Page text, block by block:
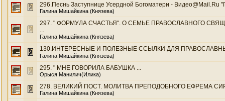
296.Песнь Заступнице Усердной Богоматери - Видео@Mail.Ru
Галина Мишайкина (Князева)
297. " ФОРМУЛА СЧАСТЬЯ". О СЕМЬЕ ПРАВОСЛАВНОГО
...
Галина Мишайкина (Князева)
130.ИНТЕРЕСНЫЕ И ПОЛЕЗНЫЕ ССЫЛКИ ДЛЯ
Галина Мишайкина (Князева)
295. " МНЕ ГОВОРИЛА БАБУШКА ...
Орыся Манилич(Илика)
278. ВЕЛИКИЙ ПОСТ. МОЛИТВА ПРЕПОДОБНОГО ЕФРЕМА
Галина Мишайкина (Князева)